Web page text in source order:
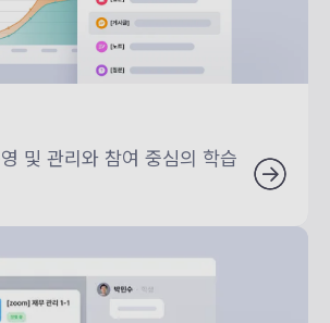
및 관리와 참여 중심의 학습